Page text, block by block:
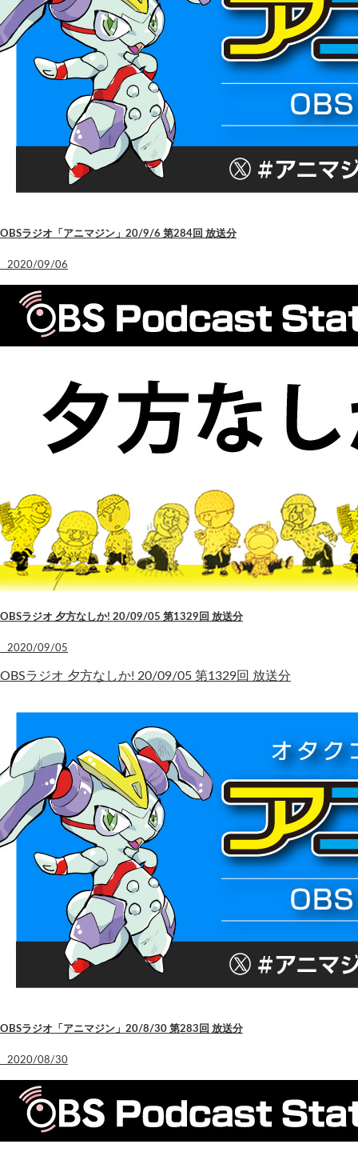
OBSラジオ「アニマジン」20/9/6 第284回 放送分
2020/09/06
OBSラジオ 夕方なしか! 20/09/05 第1329回 放送分
2020/09/05
OBSラジオ 夕方なしか! 20/09/05 第1329回 放送分
OBSラジオ「アニマジン」20/8/30 第283回 放送分
2020/08/30